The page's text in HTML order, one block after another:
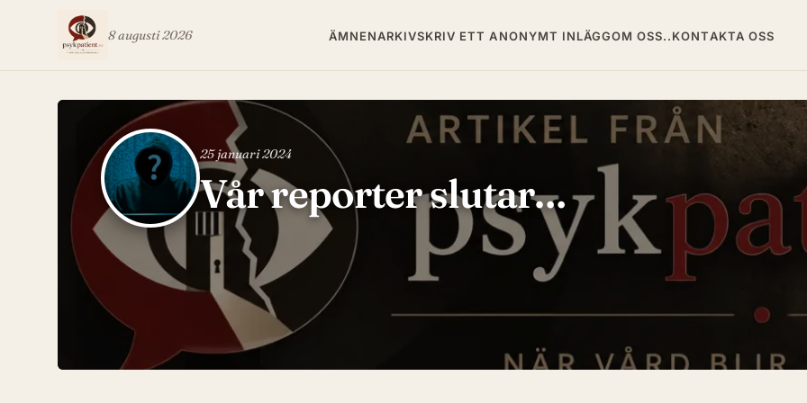
8 augusti 2026 ÄMNENARKIVSKRIV ETT ANONYMT INLÄGGOM OSS..KONTAKTA OSS
25 januari 2024
Vår reporter slutar…